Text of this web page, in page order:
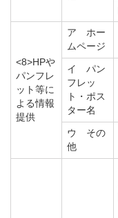
<8>HPや
パンフレ
ット等に
よる情報
提供
ア ホー
ムページ
イ パン
フレッ
ト・ポス
ター名
ウ その
他